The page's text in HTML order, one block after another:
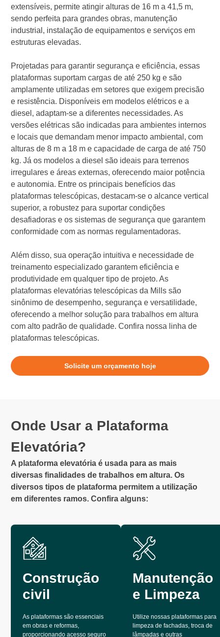
extensíveis, permite atingir alturas de 16 m a 41,5 m,
sendo perfeita para grandes obras, manutenção
industrial, instalação de equipamentos e serviços em
estruturas elevadas.
Projetadas para garantir segurança e eficiência, essas
plataformas suportam cargas de até 250 kg e são
amplamente utilizadas em setores que exigem precisão
e resistência. Disponíveis em modelos elétricos e a
diesel, adaptam-se a diferentes necessidades. As
versões elétricas são indicadas para ambientes internos
e locais que demandam menor impacto ambiental, com
alturas de 8 m a 18 m e capacidade de carga de até 750
kg. Já os modelos a diesel são ideais para terrenos
irregulares e áreas externas, oferecendo maior potência
e autonomia. Entre os principais benefícios das
plataformas telescópicas, destacam-se o alcance vertical
superior, a robustez para suportar condições
desafiadoras e os sistemas de segurança que garantem
conformidade com as normas regulamentadoras.
Além disso, sua operação intuitiva e necessidade de
treinamento especializado garantem eficiência e
produtividade em qualquer tipo de projeto. As
plataformas elevatórias telescópicas da Mills são
sinônimo de desempenho, segurança e versatilidade,
oferecendo a melhor solução para trabalhos em altura
com alto padrão de qualidade. Confira nossa linha de
plataformas telescópicas.
Solicite um orçamento hoje
Onde Usar a Plataforma
Elevatória?
A plataforma elevatória é usada para as mais
diversas finalidades de trabalhos em altura. Os
diversos tipos de plataforma permitem a utilização
em diferentes ramos. Confira alguns:
Construção
civil
As plataformas são essenciais
em obras e reformas,
proporcionando acesso seguro
Manutenção
e Limpeza
Utilize nossas plataformas para
limpeza de fachadas, troca de
lâmpadas e outras